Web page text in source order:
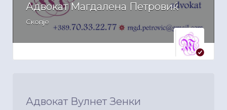
Адвокат Магдалена Петровиќ
Скопје
Адвокат Вулнет Зенки